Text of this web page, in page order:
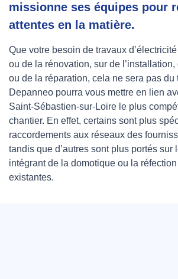
missionne ses équipes pour
attentes en la matière.
Que votre besoin de travaux
ou de la rénovation, sur de
ou de la réparation, cela ne sera pas du
Depanneo pourra vous mettre en lien
Saint-Sébastien-sur-Loire le plus
chantier. En effet, certains sont plus
raccordements aux réseaux des
tandis que d’autres sont plus portés sur
intégrant de la domotique ou la
existantes.